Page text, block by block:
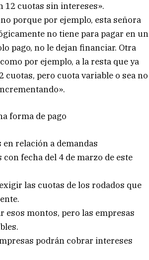
12 cuotas sin intereses».
porque por ejemplo, esta señora
no tiene para pagar en un
pago, no le dejan financiar. Otra
por ejemplo, a la resta que ya
pero cuota variable o sea no
forma de pago
relación a demandas
fecha del 4 de marzo de este
las cuotas de los rodados que
esos montos, pero las empresas
podrán cobrar intereses